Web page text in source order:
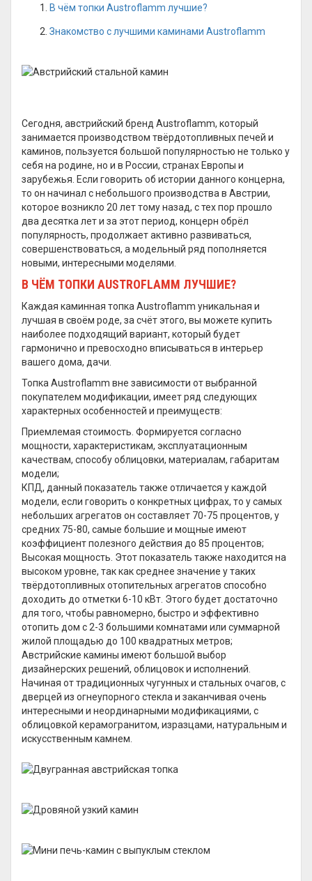
В чём топки Austroflamm лучшие?
Знакомство с лучшими каминами Austroflamm
Сегодня, австрийский бренд Austroflamm, который
занимается производством твёрдотопливных печей и
каминов, пользуется большой популярностью не только у
себя на родине, но и в России, странах Европы и
зарубежья. Если говорить об истории данного концерна,
то он начинал с небольшого производства в Австрии,
которое возникло 20 лет тому назад, с тех пор прошло
два десятка лет и за этот период, концерн обрёл
популярность, продолжает активно развиваться,
совершенствоваться, а модельный ряд пополняется
новыми, интересными моделями.
В ЧЁМ ТОПКИ AUSTROFLAMM ЛУЧШИЕ?
Каждая каминная топка Austroflamm уникальная и
лучшая в своём роде, за счёт этого, вы можете купить
наиболее подходящий вариант, который будет
гармонично и превосходно вписываться в интерьер
вашего дома, дачи.
Топка Austroflamm вне зависимости от выбранной
покупателем модификации, имеет ряд следующих
характерных особенностей и преимуществ:
Приемлемая стоимость. Формируется согласно
мощности, характеристикам, эксплуатационным
качествам, способу облицовки, материалам, габаритам
модели;
КПД, данный показатель также отличается у каждой
модели, если говорить о конкретных цифрах, то у самых
небольших агрегатов он составляет 70-75 процентов, у
средних 75-80, самые большие и мощные имеют
коэффициент полезного действия до 85 процентов;
Высокая мощность. Этот показатель также находится на
высоком уровне, так как среднее значение у таких
твёрдотопливных отопительных агрегатов способно
доходить до отметки 6-10 кВт. Этого будет достаточно
для того, чтобы равномерно, быстро и эффективно
отопить дом с 2-3 большими комнатами или суммарной
жилой площадью до 100 квадратных метров;
Австрийские камины имеют большой выбор
дизайнерских решений, облицовок и исполнений.
Начиная от традиционных чугунных и стальных очагов, с
дверцей из огнеупорного стекла и заканчивая очень
интересными и неординарными модификациями, с
облицовкой керамогранитом, изразцами, натуральным и
искусственным камнем.